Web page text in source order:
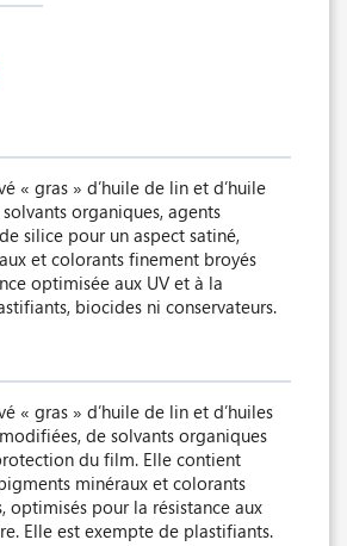
« gras » d’huile de lin et d’huile
organiques, agents
silice pour un aspect satiné,
et colorants finement broyés
optimisée aux UV et à la
biocides ni conservateurs.
« gras » d’huile de lin et d’huiles
de solvants organiques
du film. Elle contient
minéraux et colorants
optimisés pour la résistance aux
Elle est exempte de plastifiants.